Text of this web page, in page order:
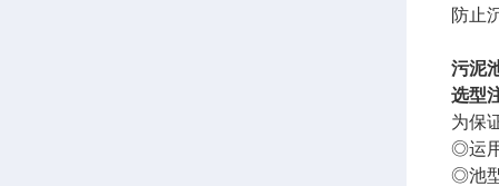
防止
污泥
选型
为保
◎运
◎池